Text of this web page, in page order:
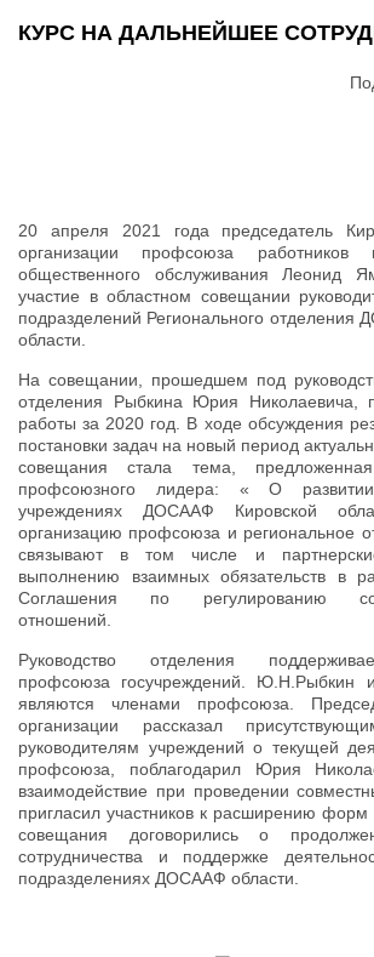
КУРС НА ДАЛЬНЕЙШЕЕ
20 апреля 2021 года председатель
организации профсоюза работников
общественного обслуживания Леонид
участие в областном совещании
подразделений Регионального
области.
На совещании, прошедшем под
отделения Рыбкина Юрия Николаевича,
работы за 2020 год. В ходе обсуждения
постановки задач на новый период
совещания стала тема,
профсоюзного лидера: « О
учреждениях ДОСААФ Кировской
организацию профсоюза и региональное
связывают в том числе и
выполнению взаимных обязательств в
Соглашения по регулированию
отношений.
Руководство отделения
профсоюза госучреждений. Ю.Н.Рыбкин
являются членами профсоюза.
организации рассказал
руководителям учреждений о текущей
профсоюза, поблагодарил Юрия
взаимодействие при проведении
пригласил участников к расширению форм
совещания договорились о
сотрудничества и поддержке
подразделениях ДОСААФ области.